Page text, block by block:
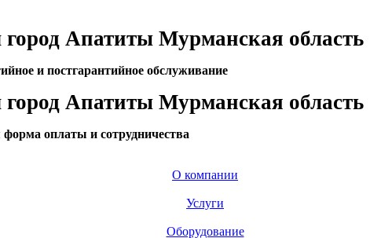
Апатиты Мурманская область
и постгарантийное обслуживание
Апатиты Мурманская область
оплаты и сотрудничества
О компании
Услуги
Оборудование